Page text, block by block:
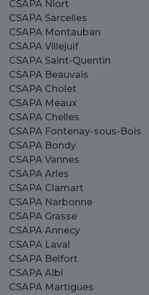
CSAPA Niort
CSAPA Sarcelles
CSAPA Montauban
CSAPA Villejuif
CSAPA Saint-Quentin
CSAPA Beauvais
CSAPA Cholet
CSAPA Meaux
CSAPA Chelles
CSAPA Fontenay-sous-Bois
CSAPA Bondy
CSAPA Vannes
CSAPA Arles
CSAPA Clamart
CSAPA Narbonne
CSAPA Grasse
CSAPA Annecy
CSAPA Laval
CSAPA Belfort
CSAPA Albi
CSAPA Martigues